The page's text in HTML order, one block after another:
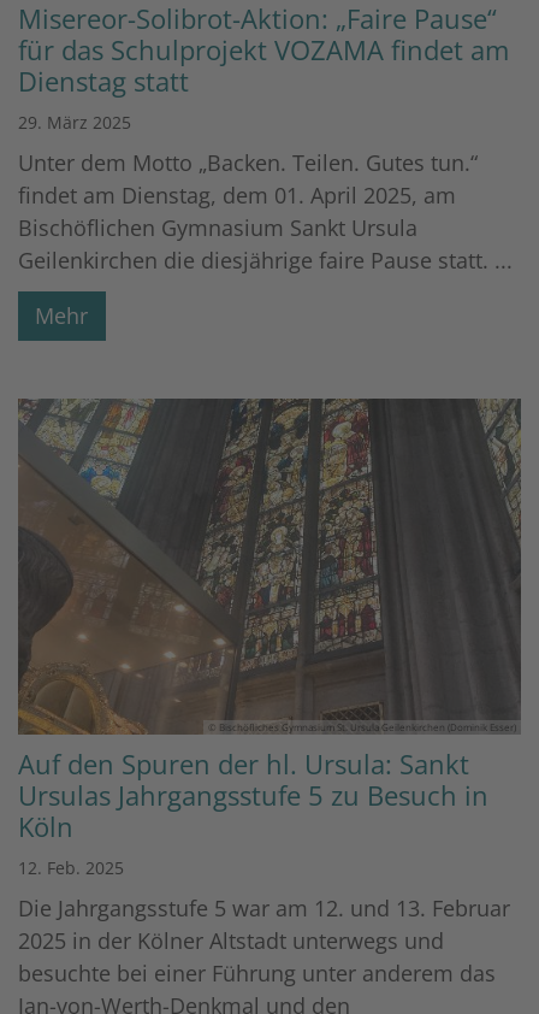
Misereor-Solibrot-Aktion: „Faire Pause“
für das Schulprojekt VOZAMA findet am
Dienstag statt
29. März 2025
Unter dem Motto „Backen. Teilen. Gutes tun.“
findet am Dienstag, dem 01. April 2025, am
Bischöflichen Gymnasium Sankt Ursula
Geilenkirchen die diesjährige faire Pause statt. ...
Mehr
© Bischöfliches Gymnasium St. Ursula Geilenkirchen (Dominik Esser)
Auf den Spuren der hl. Ursula: Sankt
Ursulas Jahrgangsstufe 5 zu Besuch in
Köln
12. Feb. 2025
Die Jahrgangsstufe 5 war am 12. und 13. Februar
2025 in der Kölner Altstadt unterwegs und
besuchte bei einer Führung unter anderem das
Jan-von-Werth-Denkmal und den